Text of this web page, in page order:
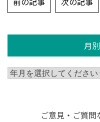
稿
ビ
シ
月
ご意見・ご質問